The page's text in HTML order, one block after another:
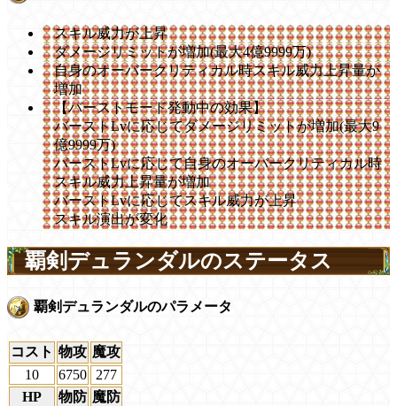
スキル威力が上昇
ダメージリミットが増加(最大4億9999万)
自身のオーバークリティカル時スキル威力上昇量が
増加
【バーストモード発動中の効果】
バーストLvに応じてダメージリミットが増加(最大9
億9999万)
バーストLvに応じて自身のオーバークリティカル時
スキル威力上昇量が増加
バーストLvに応じてスキル威力が上昇
スキル演出が変化
覇剣デュランダルのステータス
覇剣デュランダルのパラメータ
コスト 物攻 魔攻
10
6750
277
HP
物防 魔防